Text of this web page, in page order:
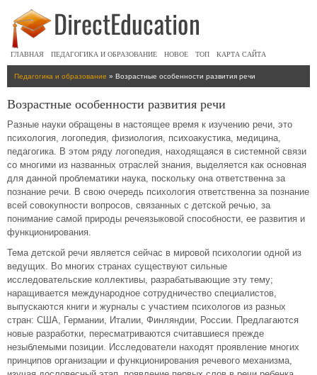
ГЛАВНАЯ ПЕДАГОГИКА И ОБРАЗОВАНИЕ НОВОЕ ТОП КАРТА САЙТА
Педагогика и образование » Возрастные особенности развития речи
Возрастные особенности развития речи
Разные науки обращены в настоящее время к изучению речи, это
психология, логопедия, физиология, психоакустика, медицина,
педагогика. В этом ряду логопедия, находящаяся в системной связи
со многими из названных отраслей знания, выделяется как основная
для данной проблематики наука, поскольку она ответственна за
познание речи. В свою очередь психология ответственна за познание
всей совокупности вопросов, связанных с детской речью, за
понимание самой природы речеязыковой способности, ее развития и
функционирования.
Тема детской речи является сейчас в мировой психологии одной из
ведущих. Во многих странах существуют сильные
исследовательские коллективы, разрабатывающие эту тему;
наращивается международное сотрудничество специалистов,
выпускаются книги и журналы с участием психологов из разных
стран: США, Германии, Италии, Финляндии, России. Предлагаются
новые разработки, пересматриваются считавшиеся прежде
незыблемыми позиции. Исследователи находят проявление многих
принципов организации и функционирования речевого механизма,